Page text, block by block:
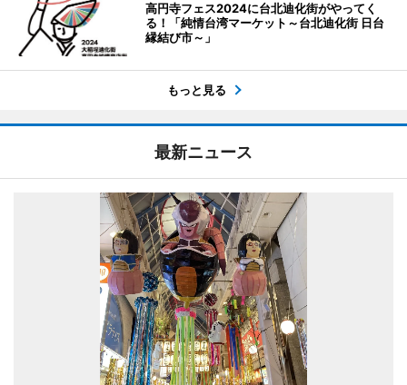
高円寺フェス2024に台北迪化街がやってく
る！「純情台湾マーケット～台北迪化街 日台
縁結び市～」
もっと見る
最新ニュース